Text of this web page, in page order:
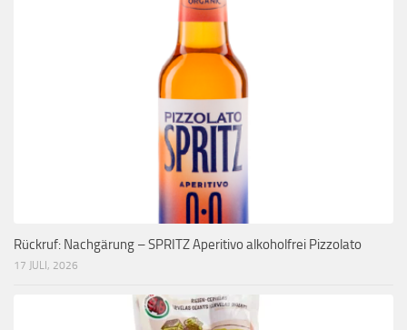
Rückruf: Nachgärung – SPRITZ Aperitivo alkoholfrei Pizzolato
17 JULI, 2026